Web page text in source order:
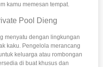
kamu memesan tempat.
Pool Dieng
menyatu dengan lingkungan
kaku. Pengelola merancang
keluarga atau rombongan
di buat khusus dan